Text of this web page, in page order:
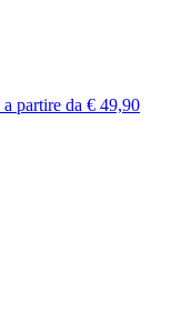
a partire da € 49,90